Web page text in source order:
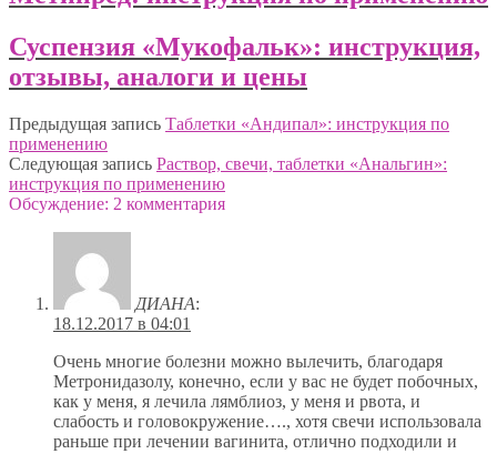
Суспензия «Мукофальк»: инструкция,
отзывы, аналоги и цены
Предыдущая запись Таблетки «Андипал»: инструкция по
применению
Следующая запись Раствор, свечи, таблетки «Анальгин»:
инструкция по применению
Обсуждение: 2 комментария
ДИАНА:
18.12.2017 в 04:01
Очень многие болезни можно вылечить, благодаря
Метронидазолу, конечно, если у вас не будет побочных,
как у меня, я лечила лямблиоз, у меня и рвота, и
слабость и головокружение…., хотя свечи использовала
раньше при лечении вагинита, отлично подходили и